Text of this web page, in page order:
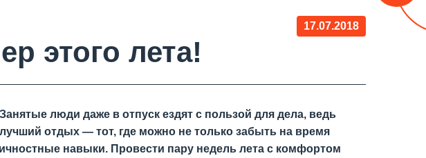
этого лета!
17.07.2018
Занятые люди даже в отпуск ездят с пользой для дела, ведь
лучший отдых — тот, где можно не только забыть на время
навыки. Провести пару недель лета с комфортом